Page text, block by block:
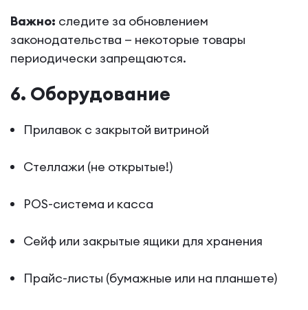
Важно: следите за обновлением
законодательства — некоторые товары
периодически запрещаются.
6. Оборудование
Прилавок с закрытой витриной
Стеллажи (не открытые!)
POS-система и касса
Сейф или закрытые ящики для хранения
Прайс-листы (бумажные или на планшете)